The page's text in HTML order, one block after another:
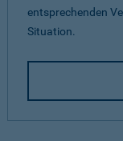
entsprechenden
Situation.